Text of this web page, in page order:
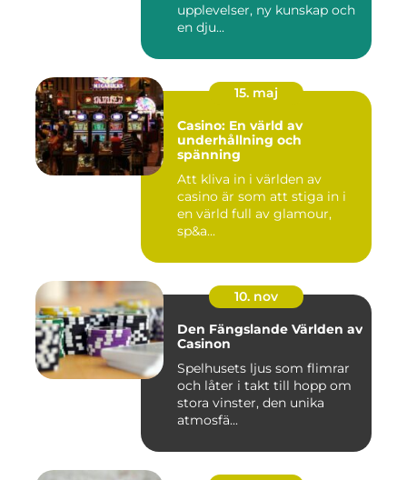
upplevelser, ny kunskap och
en dju...
15. maj
Casino: En värld av
underhållning och
spänning
Att kliva in i världen av
casino är som att stiga in i
en värld full av glamour,
sp&a...
10. nov
Den Fängslande Världen av
Casinon
Spelhusets ljus som flimrar
och låter i takt till hopp om
stora vinster, den unika
atmosfä...